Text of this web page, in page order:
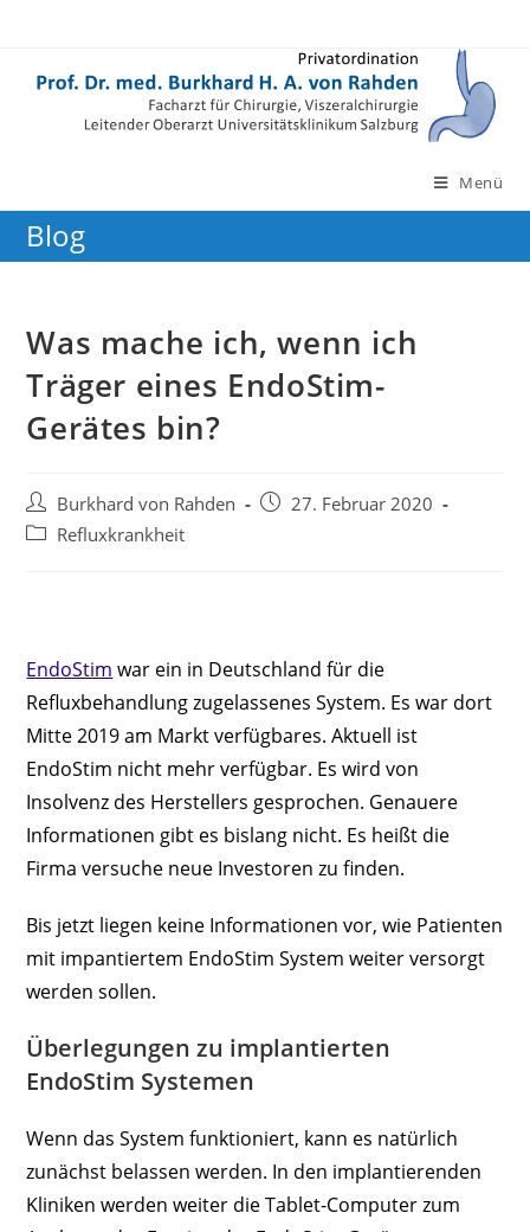
springen
Menü
Blog
Was mache ich, wenn ich
Träger eines EndoStim-
Gerätes bin?
Beitrags-
Autor:
Burkhard von Rahden
Beitrag27. Februar 2020
Beitrags-
Refluxkrankheit
EndoStim war ein in Deutschland für die
Refluxbehandlung zugelassenes System. Es war dort
Mitte 2019 am Markt verfügbares. Aktuell ist
EndoStim nicht mehr verfügbar. Es wird von
Insolvenz des Herstellers gesprochen. Genauere
Informationen gibt es bislang nicht. Es heißt die
Firma versuche neue Investoren zu finden.
Bis jetzt liegen keine Informationen vor, wie Patienten
mit impantiertem EndoStim System weiter versorgt
werden sollen.
Überlegungen zu implantierten
EndoStim Systemen
Wenn das System funktioniert, kann es natürlich
zunächst belassen werden. In den implantierenden
Kliniken werden weiter die Tablet-Computer zum